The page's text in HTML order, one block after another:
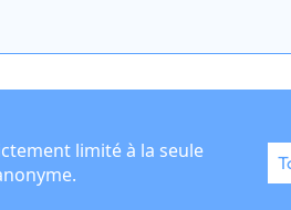
limité à la seule